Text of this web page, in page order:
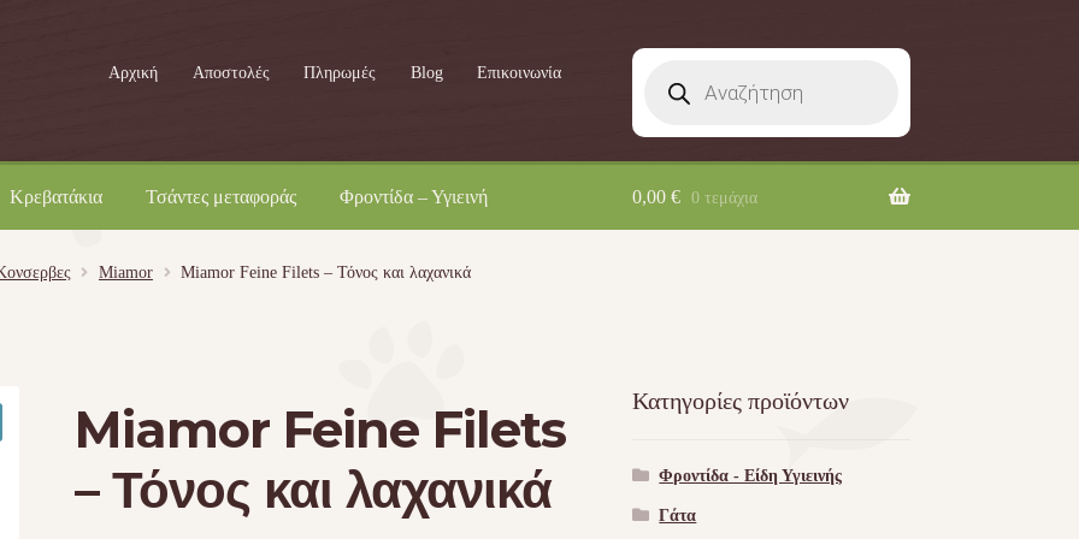
Αρχική Αποστολές Πληρωμές Blog Επικοινωνία
search
Κρεβατάκια Τσάντες μεταφοράς Φροντίδα – Υγιεινή 0,00 € 0 τεμάχια
Miamor Miamor Feine Filets – Τόνος και λαχανικά
Miamor Feine Filets
– Τόνος και λαχανικά
Κατηγορίες προϊόντων
Φροντίδα - Είδη Υγιεινής
Γάτα